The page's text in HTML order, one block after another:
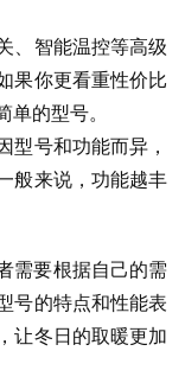
、智能温控等高级
果你更看重性价比
的型号。
型号和功能而异，
般来说，功能越丰
需要根据自己的需
号的特点和性能表
让冬日的取暖更加